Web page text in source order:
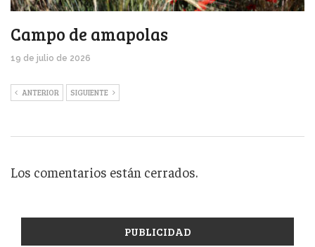
Campo de amapolas
19 de julio de 2026
ANTERIOR SIGUIENTE
Los comentarios están cerrados.
PUBLICIDAD